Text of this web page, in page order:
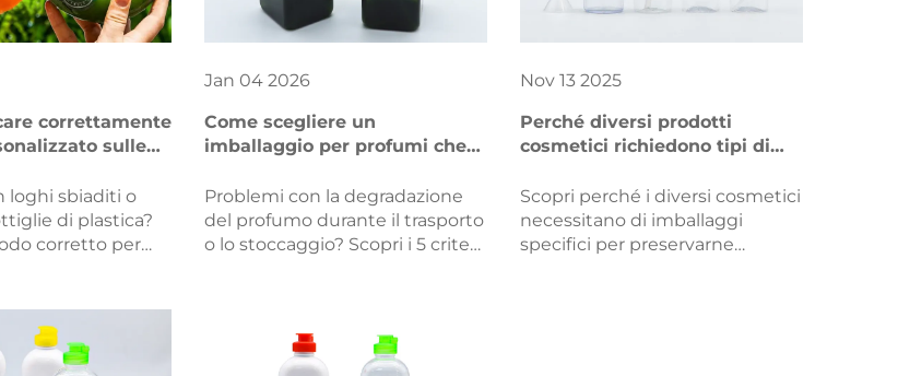
correttamente
sulle
loghi sbiaditi o
di plastica?
corretto per
un branding
stesso.
Jan 04 2026
Come scegliere un
imballaggio per profumi che
fragranza?
Problemi con la degradazione
del profumo durante il trasporto
o lo stoccaggio? Scopri i 5 criteri
chiusura, forma,
personalizzazione e certificati
Nov 13 2025
Perché diversi prodotti
cosmetici richiedono tipi di
Scopri perché i diversi cosmetici
necessitano di imballaggi
specifici per preservarne